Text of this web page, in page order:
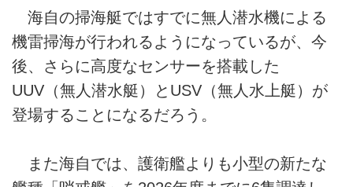
海自の掃海艇ではすでに無人潜水機による
機雷掃海が行われるようになっているが、今
後、さらに高度なセンサーを搭載した
UUV（無人潜水艇）とUSV（無人水上艇）が
登場することになるだろう。
また海自では、護衛艦よりも小型の新たな